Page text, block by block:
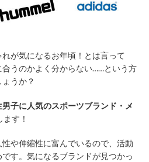
が気になるお年頃！とは言って
合うのかよく分からない……という方
うか？
男子に人気のスポーツブランド・メ
す！
や伸縮性に富んでいるので、活動
す。気になるブランドが見つかっ